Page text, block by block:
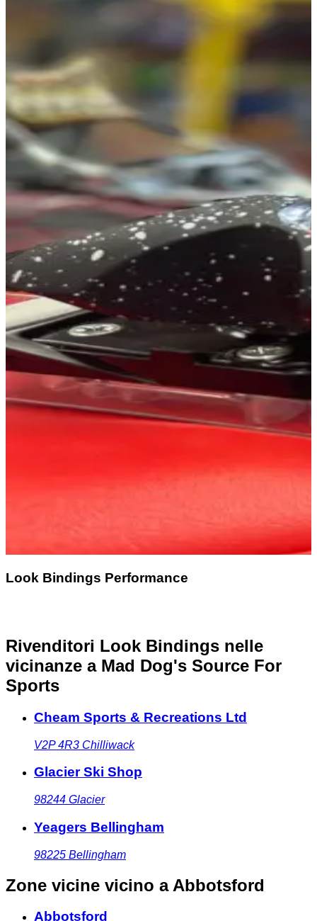
Look Bindings Performance
Rivenditori Look Bindings nelle
vicinanze a Mad Dog's Source For
Sports
Cheam Sports & Recreations Ltd
V2P 4R3 Chilliwack
Glacier Ski Shop
98244 Glacier
Yeagers Bellingham
98225 Bellingham
Zone vicine vicino a Abbotsford
Abbotsford